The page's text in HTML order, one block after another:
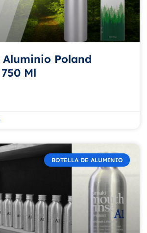
Aluminio Poland
Ml
BOTELLA DE ALUMINIO